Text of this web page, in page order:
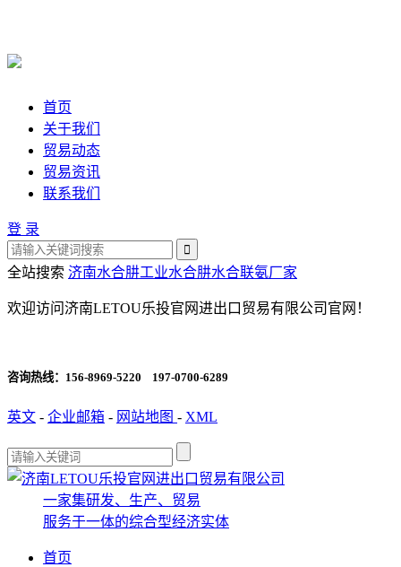
首页
关于我们
贸易动态
贸易资讯
联系我们
登 录
全站搜索 济南水合肼工业水合肼水合联氨厂家
欢迎访问济南LETOU乐投官网进出口贸易有限公司官网！
咨询热线： 156-8969-5220 197-0700-6289
英文 - 企业邮箱 - 网站地图 - XML
一家集研发、生产、贸易
服务于一体的综合型经济实体
首页